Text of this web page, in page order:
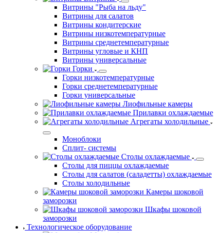
Витрины "Рыба на льду"
Витрины для салатов
Витрины кондитерские
Витрины низкотемпературные
Витрины среднетемпературные
Витрины угловые и КНП
Витрины универсальные
Горки
Горки низкотемпературные
Горки среднетемпературные
Горки универсальные
Лиофильные камеры
Прилавки охлаждаемые
Агрегаты холодильные
Моноблоки
Сплит- системы
Столы охлаждаемые
Столы для пиццы охлаждаемые
Столы для салатов (саладетты) охлаждаемые
Столы холодильные
Камеры шоковой
заморозки
Шкафы шоковой
заморозки
Технологическое оборудование